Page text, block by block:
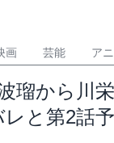
画 芸能 ア
瑠から川
と第2話予